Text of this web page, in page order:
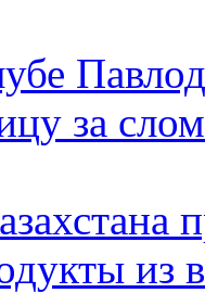
за
из